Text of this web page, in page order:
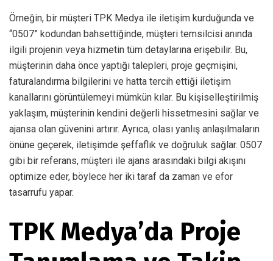
Örneğin, bir müşteri TPK Medya ile iletişim kurduğunda ve
“0507” kodundan bahsettiğinde, müşteri temsilcisi anında
ilgili projenin veya hizmetin tüm detaylarına erişebilir. Bu,
müşterinin daha önce yaptığı talepleri, proje geçmişini,
faturalandırma bilgilerini ve hatta tercih ettiği iletişim
kanallarını görüntülemeyi mümkün kılar. Bu kişiselleştirilmiş
yaklaşım, müşterinin kendini değerli hissetmesini sağlar ve
ajansa olan güvenini artırır. Ayrıca, olası yanlış anlaşılmaların
önüne geçerek, iletişimde şeffaflık ve doğruluk sağlar. 0507
gibi bir referans, müşteri ile ajans arasındaki bilgi akışını
optimize eder, böylece her iki taraf da zaman ve efor
tasarrufu yapar.
TPK Medya’da Proje